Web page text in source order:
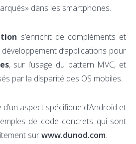
dans les smartphones.
s’enrichit de compléments et
d’applications pour
, sur l’usage du pattern MVC, et
par la disparité des OS mobiles.
aspect spécifique d’Android et
de code concrets qui sont
surwww.dunod.com.